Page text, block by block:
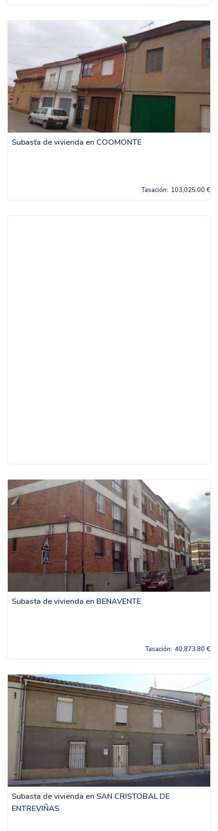
Subasta de vivienda en COOMONTE
Tasación: 103,025.00 €
Subasta de vivienda en BENAVENTE
Tasación: 40,873.80 €
Subasta de vivienda en SAN CRISTOBAL DE
ENTREVIÑAS